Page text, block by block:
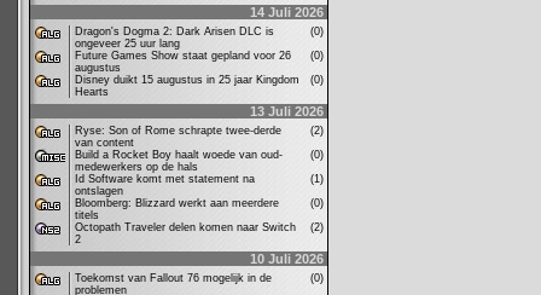
14 Juli 2026
Dragon's Dogma 2: Dark Arisen DLC is
ongeveer 25 uur lang
(0)
Future Games Show staat gepland voor 26
augustus
(0)
Disney duikt 15 augustus in 25 jaar Kingdom
Hearts
(0)
13 Juli 2026
Ryse: Son of Rome schrapte twee-derde
van content
(2)
Build a Rocket Boy haalt woede van oud-
medewerkers op de hals
(0)
Id Software komt met statement na
ontslagen
(1)
Bloomberg: Blizzard werkt aan meerdere
titels
(0)
Octopath Traveler delen komen naar Switch
2
(2)
10 Juli 2026
Toekomst van Fallout 76 mogelijk in de
problemen
(0)